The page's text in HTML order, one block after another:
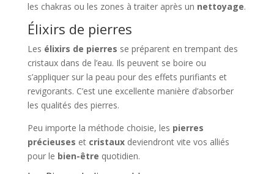
les chakras ou les zones à traiter après un nettoyage.
Élixirs de pierres
Les élixirs de pierres se préparent en trempant des
cristaux dans de l’eau. Ils peuvent se boire ou
s’appliquer sur la peau pour des effets purifiants et
revigorants. C’est une excellente manière d’absorber
les qualités des pierres.
Peu importe la méthode choisie, les pierres
précieuses et cristauxdeviendront vite vos alliés
pour le bien-être quotidien.